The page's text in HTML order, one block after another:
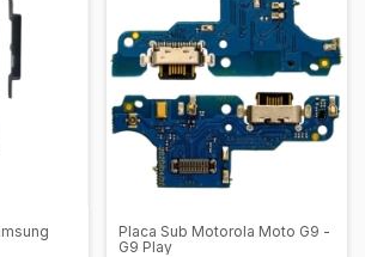
Placa Sub Motorola Moto G9 -
G9 Play